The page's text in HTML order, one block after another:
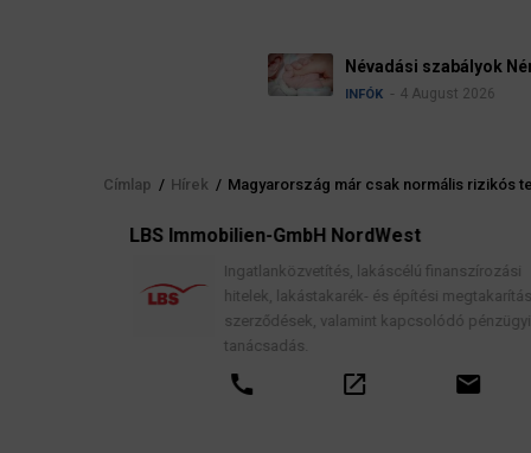
Névadási szabályok Németországban
4 August 2026
Morzsa
Címlap / Hírek / Magyarország már csak normális rizikós
LBS Immobilien-GmbH NordWest
Ingatlanközvetítés, lakáscélú finanszírozási
hitelek, lakástakarék- és építési megtakarítási
szerződések, valamint kapcsolódó pénzügyi
tanácsadás.